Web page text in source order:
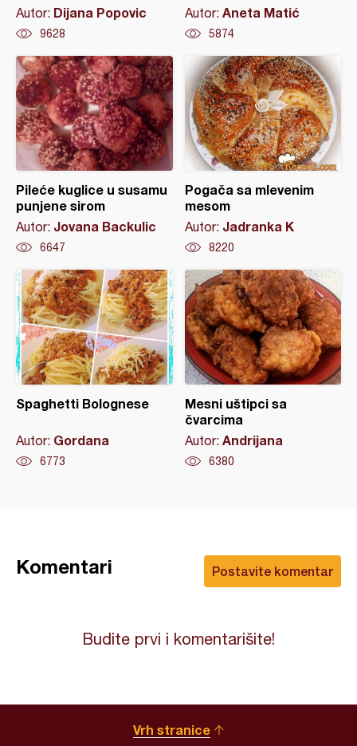
Autor: Dijana Popovic
9628
Autor: Aneta Matić
5874
Pileće kuglice u susamu
punjene sirom
Autor: Jovana Backulic
6647
Pogača sa mlevenim
mesom
Autor: Jadranka K
8220
Spaghetti Bolognese
Autor: Gordana
6773
Mesni uštipci sa
čvarcima
Autor: Andrijana
6380
Postavite komentar
Komentari
Budite prvi i komentarišite!
Vrh stranice